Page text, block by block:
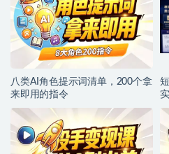
八类AI角色提示词清单，200个拿
来即用的指令